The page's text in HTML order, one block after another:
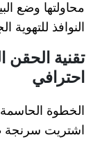
محاولتها وضع
النوافذ للتهوية
تقنية
احترافي
الخطوة
اشتريت سرنجة